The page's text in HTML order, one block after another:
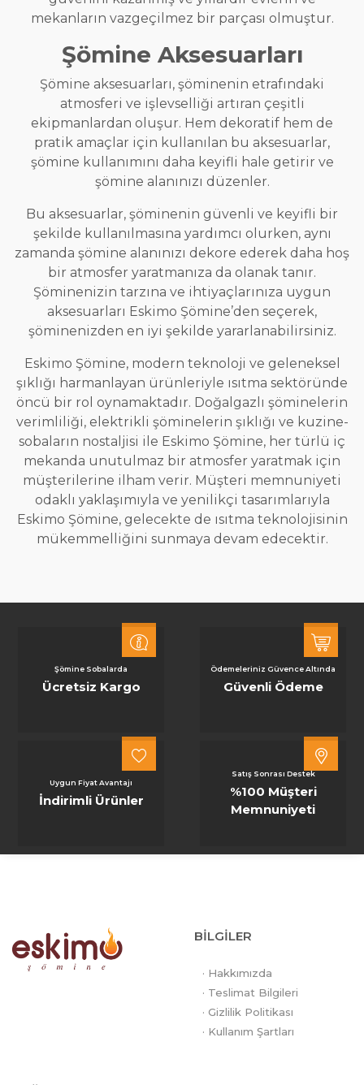
mekanların vazgeçilmez bir parçası olmuştur.
Şömine Aksesuarları
Şömine aksesuarları, şöminenin etrafındaki
atmosferi ve işlevselliği artıran çeşitli
ekipmanlardan oluşur. Hem dekoratif hem de
pratik amaçlar için kullanılan bu aksesuarlar,
şömine kullanımını daha keyifli hale getirir ve
şömine alanınızı düzenler.
Bu aksesuarlar, şöminenin güvenli ve keyifli bir
şekilde kullanılmasına yardımcı olurken, aynı
zamanda şömine alanınızı dekore ederek daha hoş
bir atmosfer yaratmanıza da olanak tanır.
Şöminenizin tarzına ve ihtiyaçlarınıza uygun
aksesuarları Eskimo Şömine’den seçerek,
şöminenizden en iyi şekilde yararlanabilirsiniz.
Eskimo Şömine, modern teknoloji ve geleneksel
şıklığı harmanlayan ürünleriyle ısıtma sektöründe
öncü bir rol oynamaktadır. Doğalgazlı şöminelerin
verimliliği, elektrikli şöminelerin şıklığı ve kuzine-
sobaların nostaljisi ile Eskimo Şömine, her türlü iç
mekanda unutulmaz bir atmosfer yaratmak için
müşterilerine ilham verir. Müşteri memnuniyeti
odaklı yaklaşımıyla ve yenilikçi tasarımlarıyla
Eskimo Şömine, gelecekte de ısıtma teknolojisinin
mükemmelliğini sunmaya devam edecektir.
Şömine Sobalarda
Ücretsiz Kargo
Ödemeleriniz Güvence Altında
Güvenli Ödeme
Uygun Fiyat Avantajı
İndirimli Ürünler
Satış Sonrası Destek
%100 Müşteri
Memnuniyeti
BİLGİLER
· Hakkımızda
· Teslimat Bilgileri
· Gizlilik Politikası
· Kullanım Şartları